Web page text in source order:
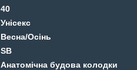
40
Унісекс
Весна/Осінь
SB
Анатомічна будова колодки